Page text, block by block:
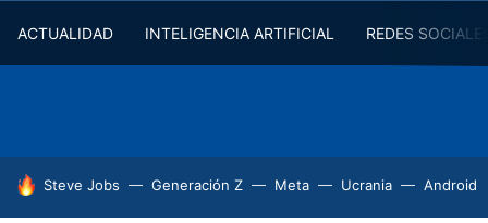
ACTUALIDAD INTELIGENCIA ARTIFICIAL REDES
HOY SE HABLA DE
Steve Jobs Generación Z Meta Ucrania Android